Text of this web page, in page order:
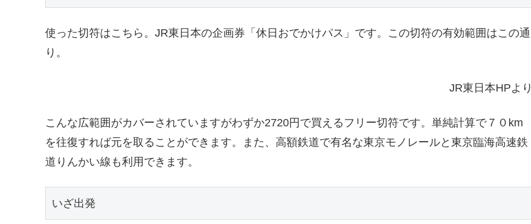
使った切符はこちら。JR東日本の企画券「休日おでかけパス」です。この切符の有効範囲はこの通
り。
JR東日本HPより
こんな広範囲がカバーされていますがわずか2720円で買えるフリー切符です。単純計算で７０km
を往復すれば元を取ることができます。また、高額鉄道で有名な東京モノレールと東京臨海高速鉄
道りんかい線も利用できます。
いざ出発